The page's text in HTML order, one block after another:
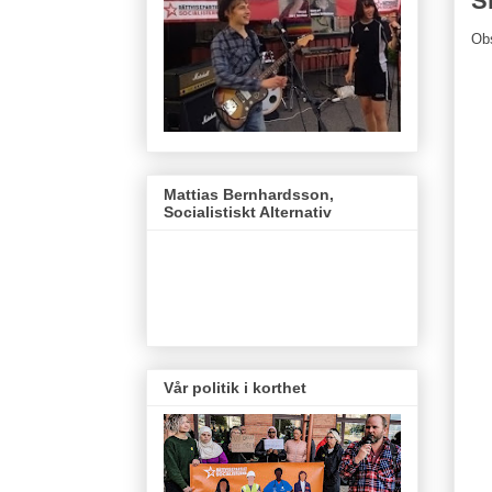
Mattias Bernhardsson,
Socialistiskt Alternativ
Vår politik i korthet